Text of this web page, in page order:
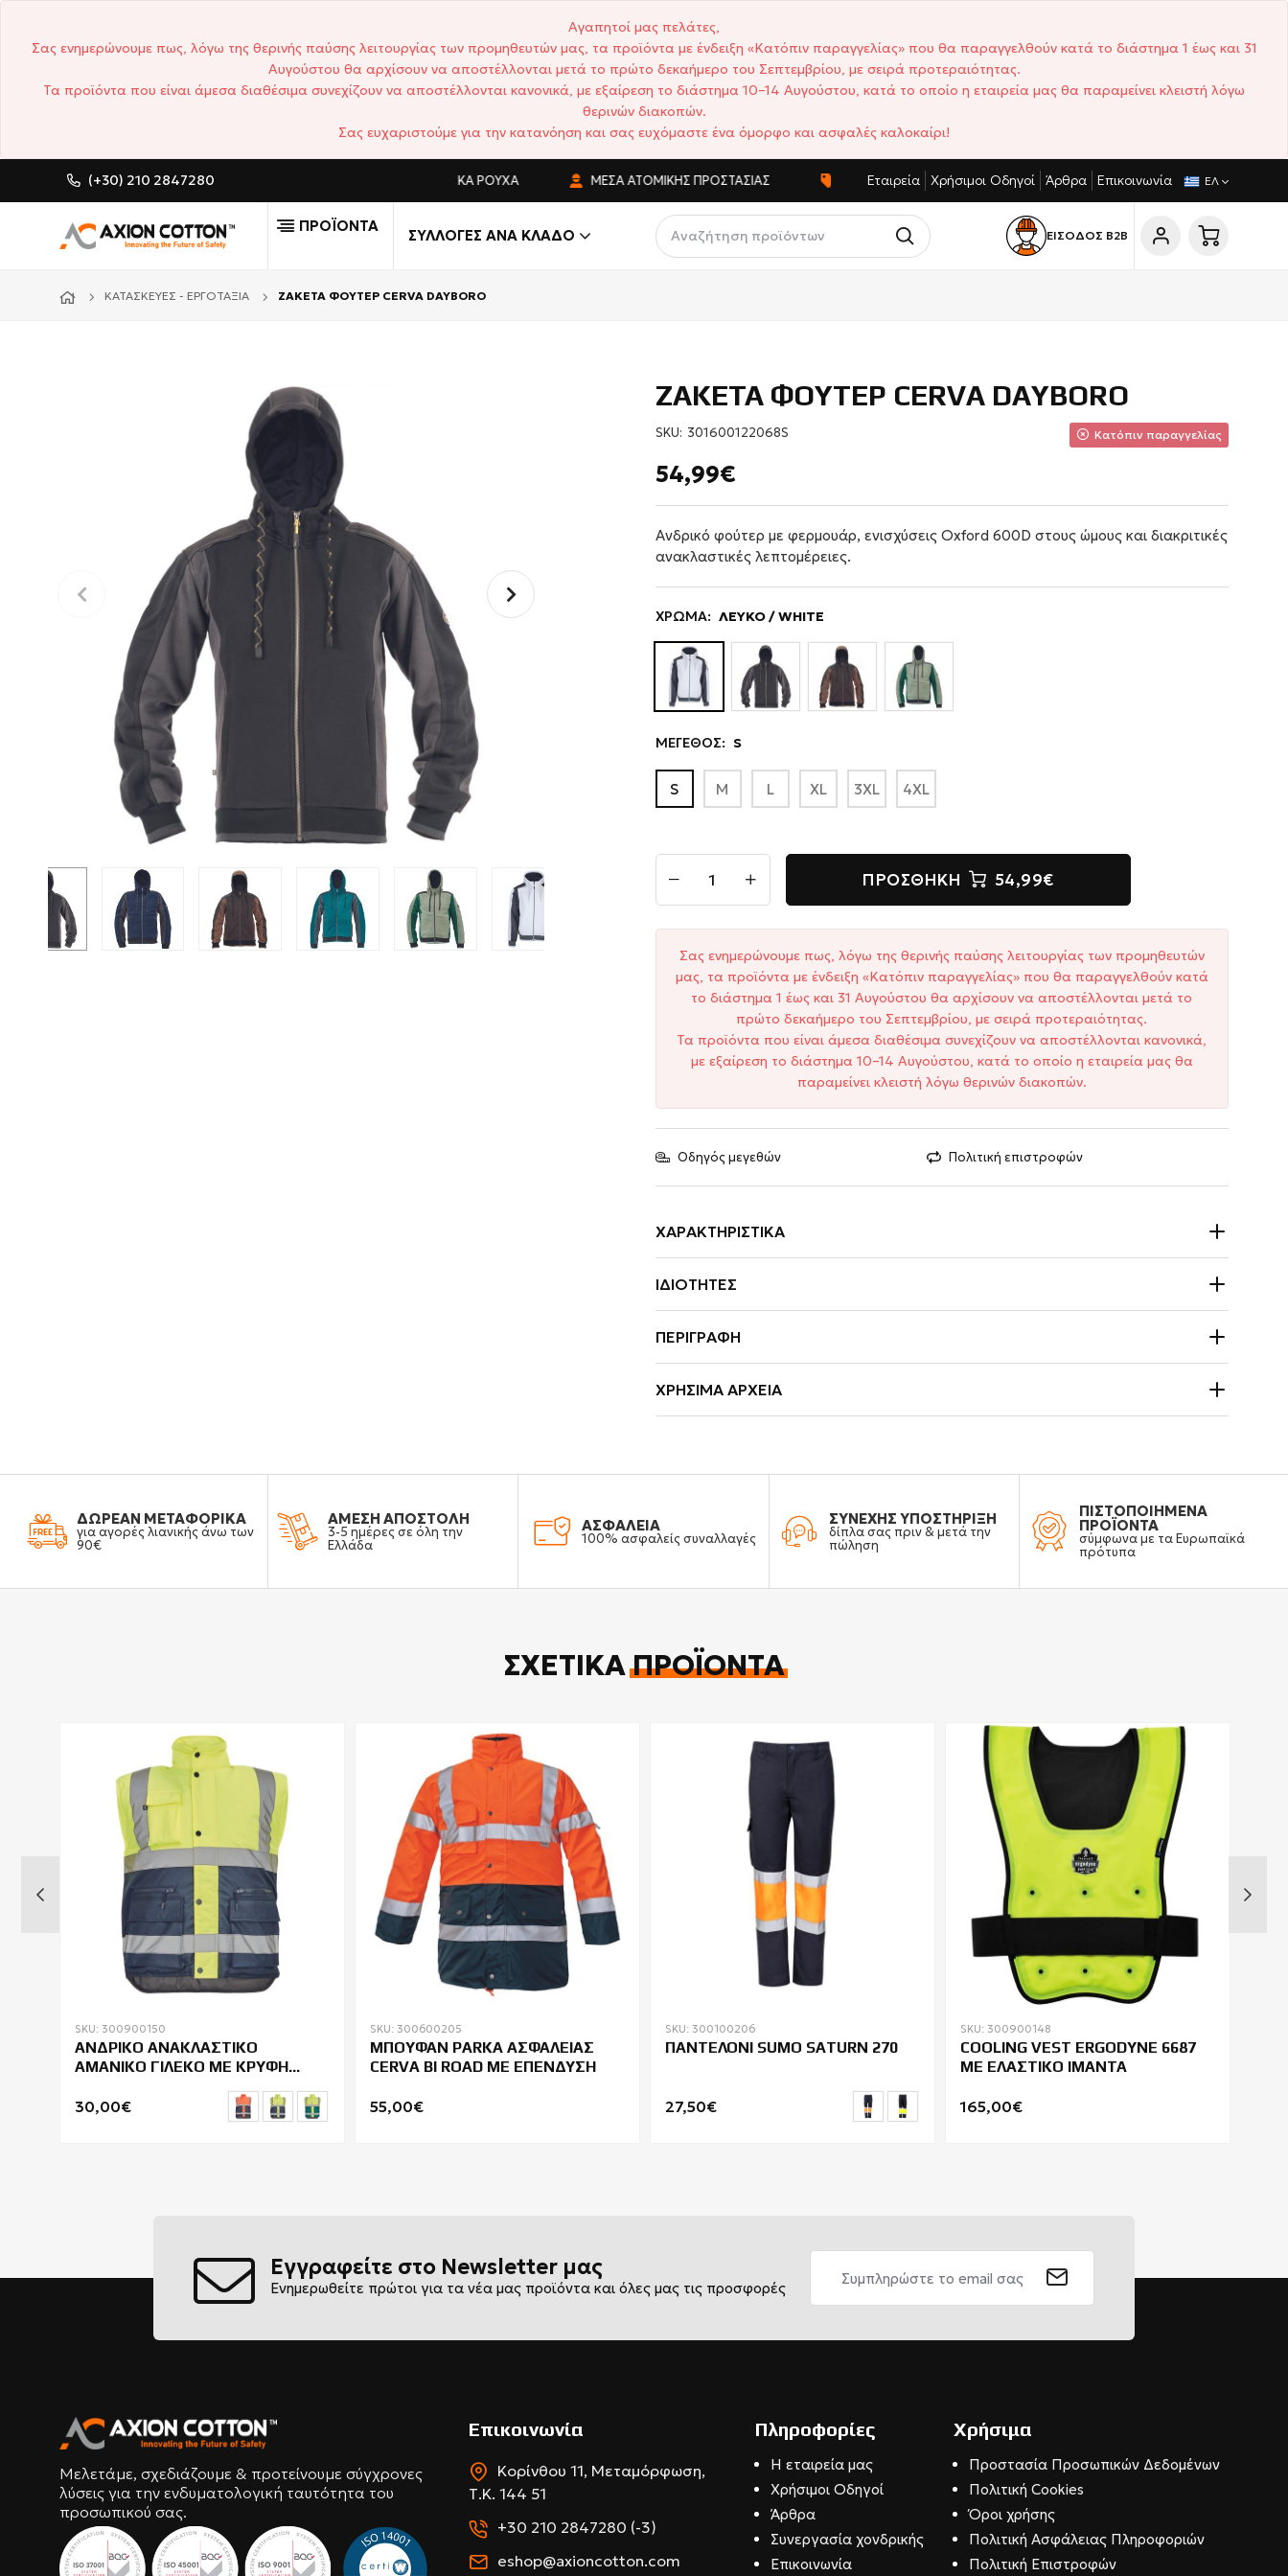
Αγαπητοί μας πελάτες,
Σας ενημερώνουμε πως, λόγω της θερινής παύσης λειτουργίας των προμηθευτών μας, τα προϊόντα με ένδειξη «Κατόπιν παραγγελίας» που θα παραγγελθούν κατά το διάστημα 1 έως και 31
Αυγούστου θα αρχίσουν να αποστέλλονται μετά το πρώτο δεκαήμερο του Σεπτεμβρίου, με σειρά προτεραιότητας.
Τα προϊόντα που είναι άμεσα διαθέσιμα συνεχίζουν να αποστέλλονται κανονικά, με εξαίρεση το διάστημα 10–14 Αυγούστου, κατά το οποίο η εταιρεία μας θα παραμείνει κλειστή λόγω
θερινών διακοπών.
Σας ευχαριστούμε για την κατανόηση και σας ευχόμαστε ένα όμορφο και ασφαλές καλοκαίρι!
(+30) 210 2847280 CUSTOM MADE ΕΠΑΓΓΕΛΜΑΤΙΚΆ ΡΟΎΧΑ ΜΈΣΑ ΑΤΟΜΙΚΉΣ ΠΡΟΣΤΑΣΊΑΣ ΑΝΤΑΓΩΝΙΣΤΙΚΈΣ ΤΙΜΈΣ ΣΎΝΤΟΜΟΙ ΧΡΌΝΟΙ ΠΑΡΆΔΟΣΗΣ
Εταιρεία Χρήσιμοι Οδηγοί Άρθρα Επικοινωνία ΕΛ
ΠΡΟΪΟΝΤΑ
ΣΥΛΛΟΓΈΣ ΑΝΆ ΚΛΆΔΟ ΕΙΣΟΔΟΣ Β2Β
ΚΑΤΑΣΚΕΥΈΣ - ΕΡΓΟΤΆΞΙΑ ΖΑΚΕΤΑ ΦΟΥΤΕΡ CERVA DAYBORO
ΖΑΚΕΤΑ ΦΟΥΤΕΡ CERVA DAYBORO
SKU: 301600122068S Κατόπιν παραγγελίας
54,99€
Ανδρικό φούτερ με φερμουάρ, ενισχύσεις Oxford 600D στους ώμους και διακριτικές
ανακλαστικές λεπτομέρειες.
ΧΡΩΜΑ: ΛΕΥΚΟ / WHITE
ΜΕΓΕΘΟΣ: S
S M L XL 3XL 4XL
ΠΡΟΣΘΉΚΗ 54,99€
Σας ενημερώνουμε πως, λόγω της θερινής παύσης λειτουργίας των προμηθευτών
μας, τα προϊόντα με ένδειξη «Κατόπιν παραγγελίας» που θα παραγγελθούν κατά
το διάστημα 1 έως και 31 Αυγούστου θα αρχίσουν να αποστέλλονται μετά το
πρώτο δεκαήμερο του Σεπτεμβρίου, με σειρά προτεραιότητας.
Τα προϊόντα που είναι άμεσα διαθέσιμα συνεχίζουν να αποστέλλονται κανονικά,
με εξαίρεση το διάστημα 10–14 Αυγούστου, κατά το οποίο η εταιρεία μας θα
παραμείνει κλειστή λόγω θερινών διακοπών.
Οδηγός μεγεθών Πολιτική επιστροφών
ΧΑΡΑΚΤΗΡΙΣΤΙΚΆ
ΙΔΙΌΤΗΤΕΣ
ΠΕΡΙΓΡΑΦΉ
ΧΡΉΣΙΜΑ ΑΡΧΕΊΑ
ΔΩΡΕΑΝ ΜΕΤΑΦΟΡΙΚΑ
για αγορές λιανικής άνω των
90€
ΑΜΕΣΗ ΑΠΟΣΤΟΛΗ
3-5 ημέρες σε όλη την
Ελλάδα
ΑΣΦΑΛΕΙΑ
100% ασφαλείς συναλλαγές
ΣΥΝΕΧΗΣ ΥΠΟΣΤΗΡΙΞΗ
δίπλα σας πριν & μετά την
πώληση
ΠΙΣΤΟΠΟΙΗΜΕΝΑ
ΠΡΟΪΟΝΤΑ
σύμφωνα με τα Ευρωπαϊκά
πρότυπα
ΣΧΕΤΙΚΆΠΡΟΪΌΝΤΑ
SKU: 300900150
ΑΝΔΡΙΚΟ ΑΝΑΚΛΑΣΤΙΚΟ
ΑΜΑΝΙΚΟ ΓΙΛΕΚΟ ΜΕ ΚΡΥΦΗ
30,00€
SKU: 300600205
ΜΠΟΥΦΑΝ PARKA ΑΣΦΑΛΕΙΑΣ
CERVA BI ROAD ΜΕ ΕΠΕΝΔΥΣΗ
55,00€
SKU: 300100206
ΠΑΝΤΕΛΟΝΙ SUMO SATURN 270
27,50€
SKU: 300900148
COOLING VEST ERGODYNE 6687
ΜΕ ΕΛΑΣΤΙΚΟ ΙΜΑΝΤΑ
165,00€
Εγγραφείτε στο Newsletter μας
Ενημερωθείτε πρώτοι για τα νέα μας προϊόντα και όλες μας τις προσφορές
Μελετάμε, σχεδιάζουμε & προτείνουμε σύγχρονες
λύσεις για την ενδυματολογική ταυτότητα του
προσωπικού σας.
Επικοινωνία
Κορίνθου 11, Μεταμόρφωση,
Τ.Κ. 144 51
+30 210 2847280 (-3)
eshop@axioncotton.com
Πληροφορίες
Η εταιρεία μας
Χρήσιμοι Οδηγοί
Άρθρα
Συνεργασία χονδρικής
Επικοινωνία
Χρήσιμα
Προστασία Προσωπικών Δεδομένων
Πολιτική Cookies
Όροι χρήσης
Πολιτική Ασφάλειας Πληροφοριών
Πολιτική Επιστροφών